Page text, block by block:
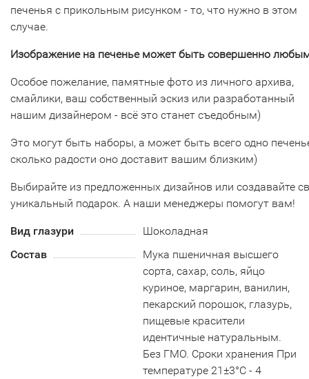
печенья с прикольным рисунком - то, что нужно в этом
случае.
Изображение на печенье может быть совершенно
Особое пожелание, памятные фото из личного архива,
смайлики, ваш собственный эскиз или разработанный
нашим дизайнером - всё это станет съедобным)
Это могут быть наборы, а может быть всего одно
сколько радости оно доставит вашим близким)
Выбирайте из предложенных дизайнов или создавайте
уникальный подарок. А наши менеджеры помогут вам!
Вид глазури
Шоколадная
Состав
Мука пшеничная высшего
сорта, сахар, соль, яйцо
куриное, маргарин, ванилин,
пекарский порошок, глазурь,
пищевые красители
идентичные натуральным.
Без ГМО. Сроки хранения При
температуре 21±3°С - 4